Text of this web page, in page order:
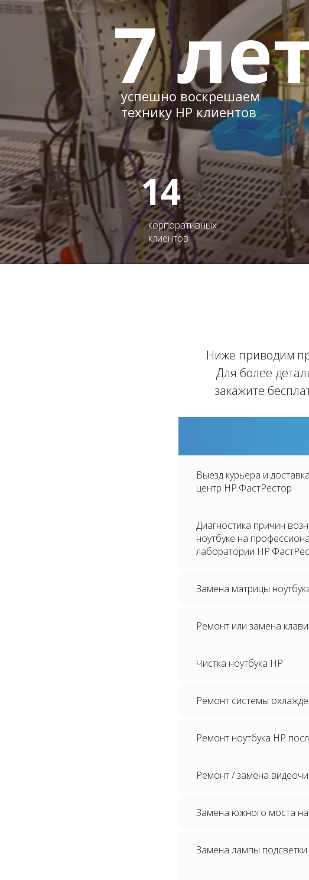
7
успешно воскрешаем
технику HP клиентов
14
корпоративных
клиентов
Ниже приводим
Для более
закажите
Выезд курьера и
центр HP.ФастРестор
Диагностика причин
ноутбуке на
лаборатории
Замена матрицы
Ремонт или замена
Чистка ноутбука HP
Ремонт системы
Ремонт ноутбука HP
Ремонт / замена
Замена южного моста на
Замена лампы подсветки